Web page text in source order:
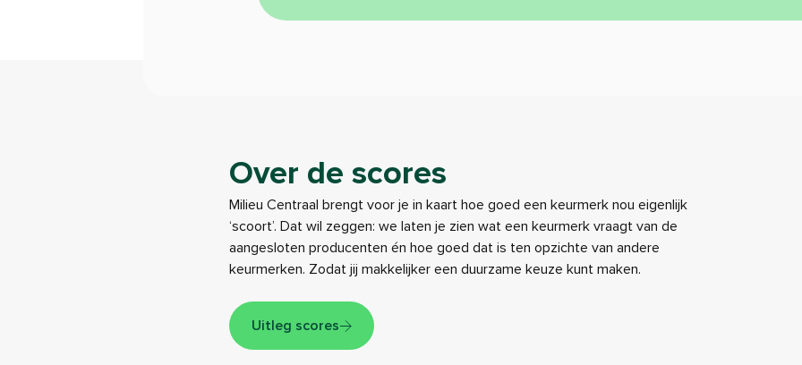
Over de scores
Milieu Centraal brengt voor je in kaart hoe goed een keurmerk nou eigenlijk
‘scoort’. Dat wil zeggen: we laten je zien wat een keurmerk vraagt van de
aangesloten producenten én hoe goed dat is ten opzichte van andere
keurmerken. Zodat jij makkelijker een duurzame keuze kunt maken.
Uitleg scores